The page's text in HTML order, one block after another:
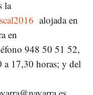
la
alojada en
en
948 50 51 52,
a 17,30 horas; y del